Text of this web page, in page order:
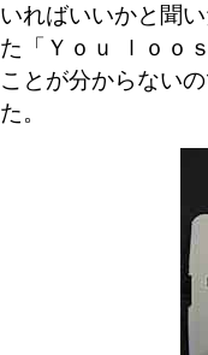
いればいいかと聞
た「Ｙｏｕ ｌｏｏ
ことが分からない
た。